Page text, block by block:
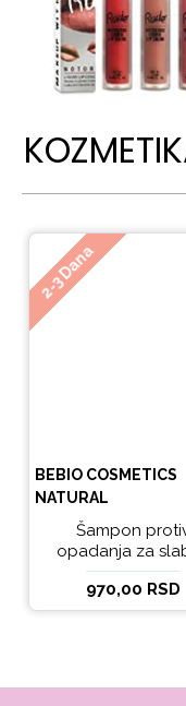
2-3 Dana
BEBIO COSMETICS
NATURAL
Šampon
opadanja za
tanku kosu
natural 300ml
970,00 RSD